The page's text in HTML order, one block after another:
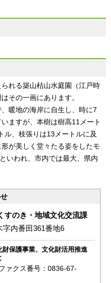
れる築山枯山水庭園（江戸時
その一画にあります。
暖地の海岸に自生し、時に7
ますが、本樹は樹高11メート
ル、枝張りは13メートルに及
が美しく堂々たる姿をしたモ
いわれ、市内では最大、県内
すのき・地域文化交流課
内番田361番地6
保護事業、文化財活用推進
ァクス番号：0836-67-